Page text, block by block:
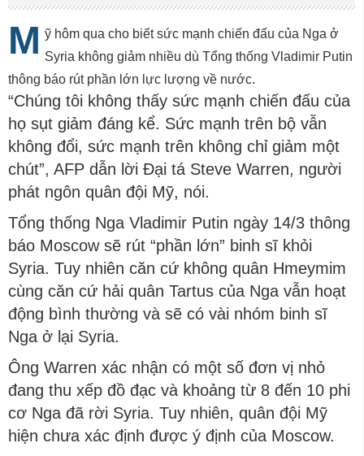
M ỹ hôm qua cho biết sức mạnh chiến đấu của Nga ở
Syria không giảm nhiều dù Tổng thống Vladimir Putin
thông báo rút phần lớn lực lượng về nước.
“Chúng tôi không thấy sức mạnh chiến đấu của
họ sụt giảm đáng kể. Sức mạnh trên bộ vẫn
không đổi, sức mạnh trên không chỉ giảm một
chút”, AFP dẫn lời Đại tá Steve Warren, người
phát ngôn quân đội Mỹ, nói.
Tổng thống Nga Vladimir Putin ngày 14/3 thông
báo Moscow sẽ rút “phần lớn” binh sĩ khỏi
Syria. Tuy nhiên căn cứ không quân Hmeymim
cùng căn cứ hải quân Tartus của Nga vẫn hoạt
động bình thường và sẽ có vài nhóm binh sĩ
Nga ở lại Syria.
Ông Warren xác nhận có một số đơn vị nhỏ
đang thu xếp đồ đạc và khoảng từ 8 đến 10 phi
cơ Nga đã rời Syria. Tuy nhiên, quân đội Mỹ
hiện chưa xác định được ý định của Moscow.